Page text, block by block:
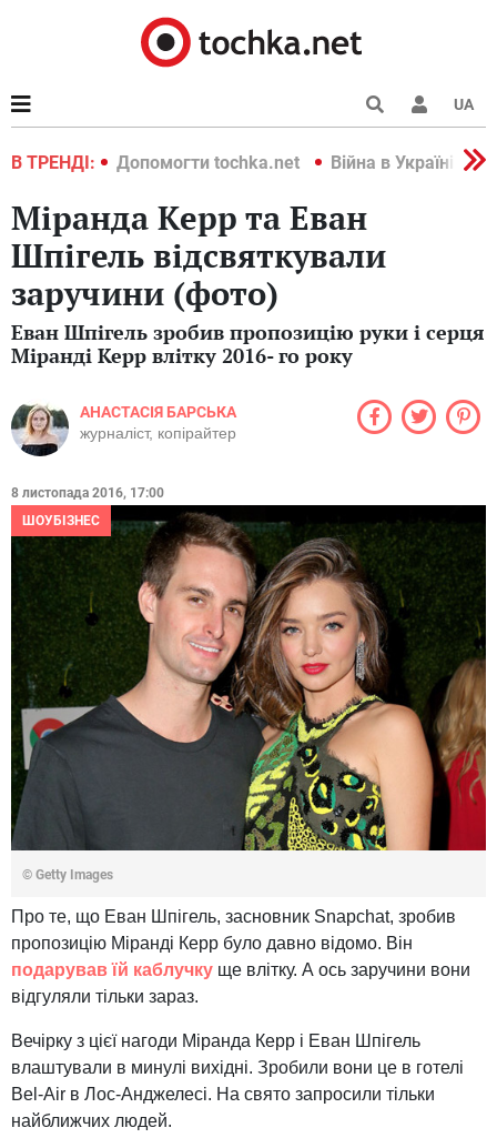
UA
В ТРЕНДІ:
2022 Допомогти tochka.net Війна в Україні 2022
Міранда Керр та Еван
Шпігель відсвяткували
заручини (фото)
Еван Шпігель зробив пропозицію руки і серця
Міранді Керр влітку 2016- го року
АНАСТАСІЯ БАРСЬКА
журналіст, копірайтер
8 листопада 2016, 17:00
ШОУБІЗНЕС
© Getty Images
Про те, що Еван Шпігель, засновник Snapchat, зробив
пропозицію Міранді Керр було давно відомо. Він
подарував їй каблучку ще влітку. А ось заручини вони
відгуляли тільки зараз.
Вечірку з цієї нагоди Міранда Керр і Еван Шпігель
влаштували в минулі вихідні. Зробили вони це в готелі
Bel-Air в Лос-Анджелесі. На свято запросили тільки
найближчих людей.